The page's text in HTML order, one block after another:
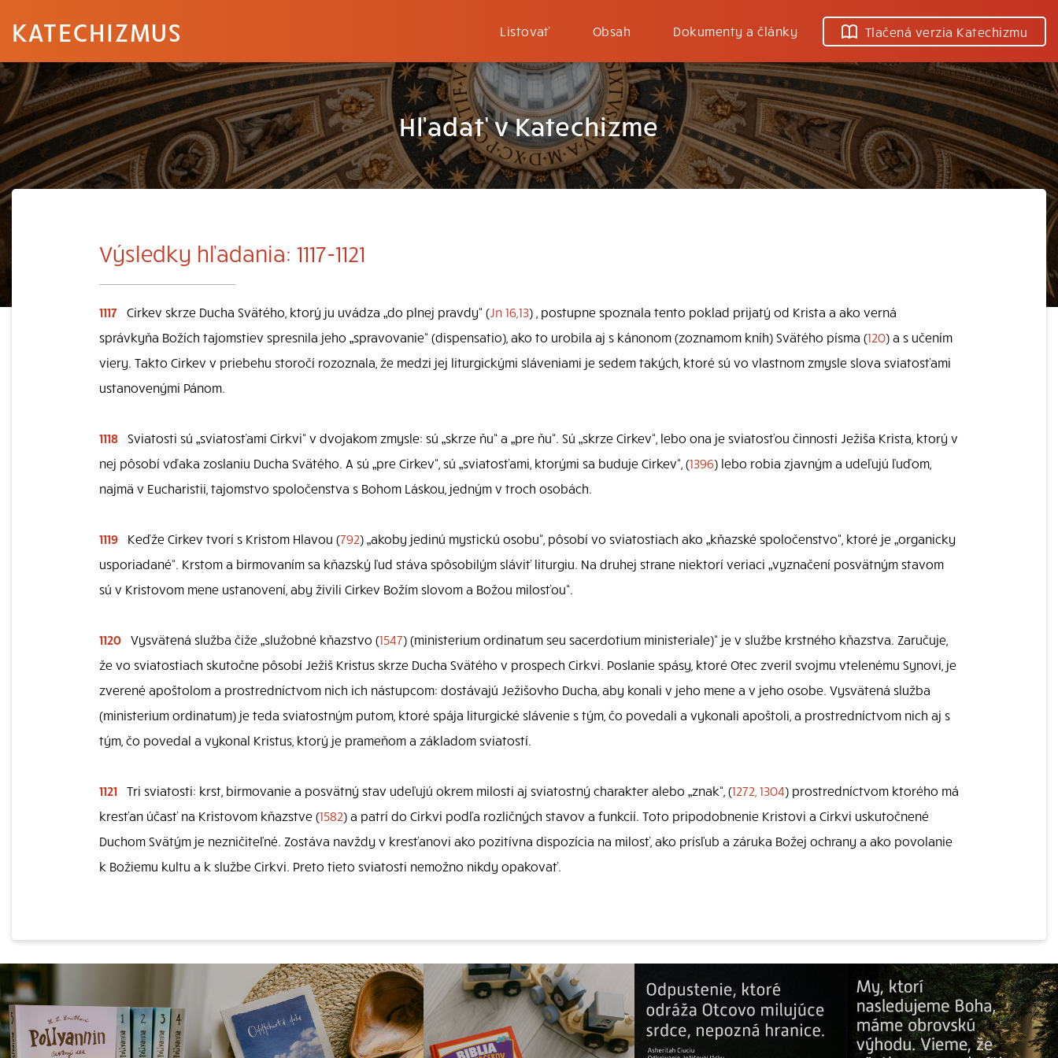
KATECHIZMUS Listovať Obsah Dokumenty a články Tlačená verzia Katechizmu
Hľadať v Katechizme
Výsledky hľadania: 1117-1121
1117 Cirkev skrze Ducha Svätého, ktorý ju uvádza „do plnej pravdy“ (Jn 16,13) , postupne spoznala tento poklad prijatý od Krista a ako verná
správkyňa Božích tajomstiev spresnila jeho „spravovanie“ (dispensatio), ako to urobila aj s kánonom (zoznamom kníh) Svätého písma (120) a s učením
viery. Takto Cirkev v priebehu storočí rozoznala, že medzi jej liturgickými sláveniami je sedem takých, ktoré sú vo vlastnom zmysle slova sviatosťami
ustanovenými Pánom.
1118 Sviatosti sú „sviatosťami Cirkvi“ v dvojakom zmysle: sú „skrze ňu“ a „pre ňu“. Sú „skrze Cirkev“, lebo ona je sviatosťou činnosti Ježiša Krista, ktorý v
nej pôsobí vďaka zoslaniu Ducha Svätého. A sú „pre Cirkev“, sú „sviatosťami, ktorými sa buduje Cirkev“, (1396) lebo robia zjavným a udeľujú ľuďom,
najmä v Eucharistii, tajomstvo spoločenstva s Bohom Láskou, jedným v troch osobách.
1119 Keďže Cirkev tvorí s Kristom Hlavou (792) „akoby jedinú mystickú osobu“, pôsobí vo sviatostiach ako „kňazské spoločenstvo“, ktoré je „organicky
usporiadané“. Krstom a birmovaním sa kňazský ľud stáva spôsobilým sláviť liturgiu. Na druhej strane niektorí veriaci „vyznačení posvätným stavom
sú v Kristovom mene ustanovení, aby živili Cirkev Božím slovom a Božou milosťou“.
1120 Vysvätená služba čiže „služobné kňazstvo (1547) (ministerium ordinatum seu sacerdotium ministeriale)“ je v službe krstného kňazstva. Zaručuje,
že vo sviatostiach skutočne pôsobí Ježiš Kristus skrze Ducha Svätého v prospech Cirkvi. Poslanie spásy, ktoré Otec zveril svojmu vtelenému Synovi, je
zverené apoštolom a prostredníctvom nich ich nástupcom: dostávajú Ježišovho Ducha, aby konali v jeho mene a v jeho osobe. Vysvätená služba
(ministerium ordinatum) je teda sviatostným putom, ktoré spája liturgické slávenie s tým, čo povedali a vykonali apoštoli, a prostredníctvom nich aj s
tým, čo povedal a vykonal Kristus, ktorý je prameňom a základom sviatostí.
1121 Tri sviatosti: krst, birmovanie a posvätný stav udeľujú okrem milosti aj sviatostný charakter alebo „znak“, (1272, 1304) prostredníctvom ktorého má
kresťan účasť na Kristovom kňazstve (1582) a patrí do Cirkvi podľa rozličných stavov a funkcií. Toto pripodobnenie Kristovi a Cirkvi uskutočnené
Duchom Svätým je nezničiteľné. Zostáva navždy v kresťanovi ako pozitívna dispozícia na milosť, ako prísľub a záruka Božej ochrany a ako povolanie
k Božiemu kultu a k službe Cirkvi. Preto tieto sviatosti nemožno nikdy opakovať.